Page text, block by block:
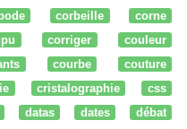
corbeille
corne
corriger
couleur
courbe
couture
cristalographie
css
datas dates
débat